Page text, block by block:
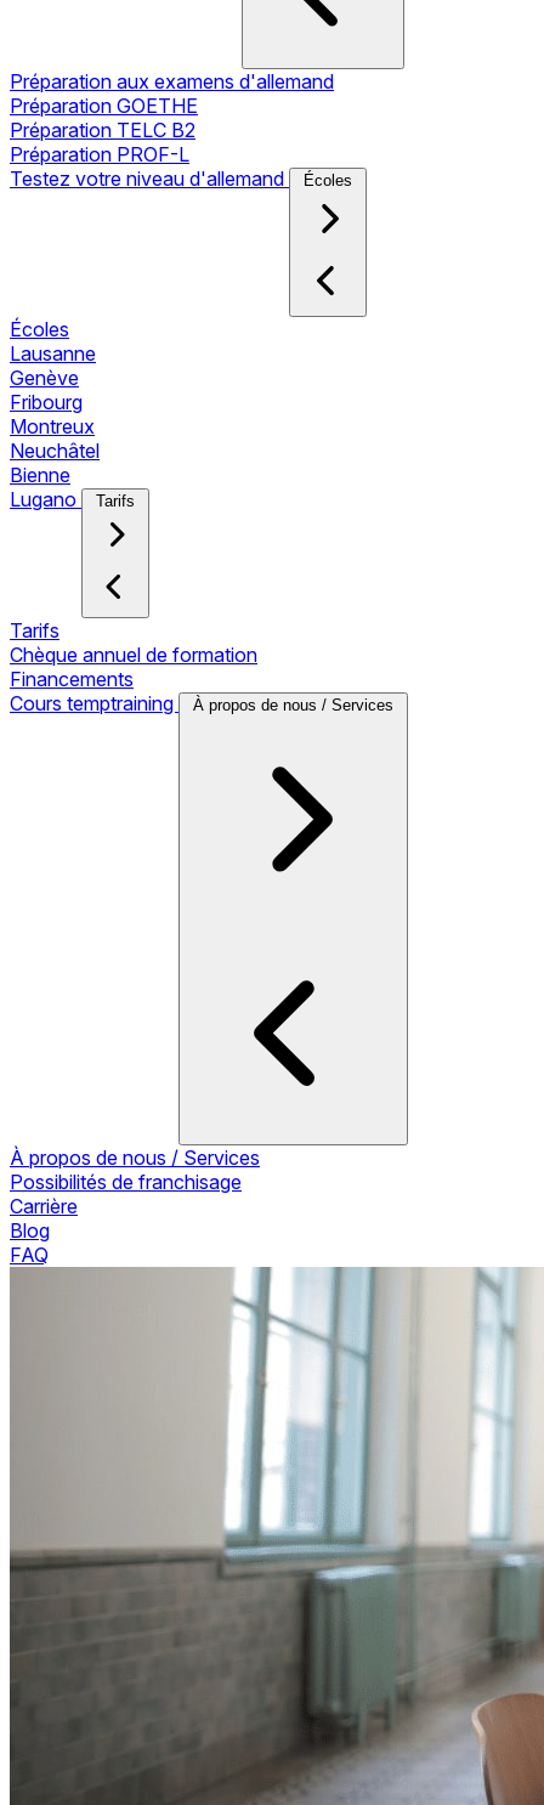
Préparation aux examens d'allemand
Préparation GOETHE
Préparation TELC B2
Préparation PROF-L
Testez votre niveau d'allemand
Écoles
Écoles
Lausanne
Genève
Fribourg
Montreux
Neuchâtel
Bienne
Lugano
Tarifs
Tarifs
Chèque annuel de formation
Financements
Cours temptraining
À propos de nous / Services
À propos de nous / Services
Possibilités de franchisage
Carrière
Blog
FAQ